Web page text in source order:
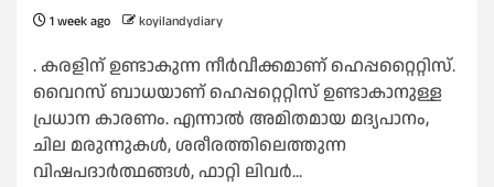
1 week ago koyilandydiary
. കരളിന് ഉണ്ടാകുന്ന നീര്‍വീക്കമാണ് ഹെപ്പറ്റൈറ്റിസ്.
വൈറസ് ബാധയാണ് ഹെപ്പറ്റെറ്റിസ് ഉണ്ടാകാനുള്ള
പ്രധാന കാരണം. എന്നാല്‍ അമിതമായ മദ്യപാനം,
ചില മരുന്നുകള്‍, ശരീരത്തിലെത്തുന്ന
വിഷപദാര്‍ത്ഥങ്ങള്‍, ഫാറ്റി ലിവര്‍...